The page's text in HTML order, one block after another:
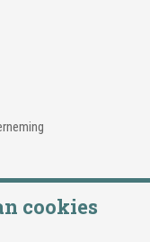
cookies